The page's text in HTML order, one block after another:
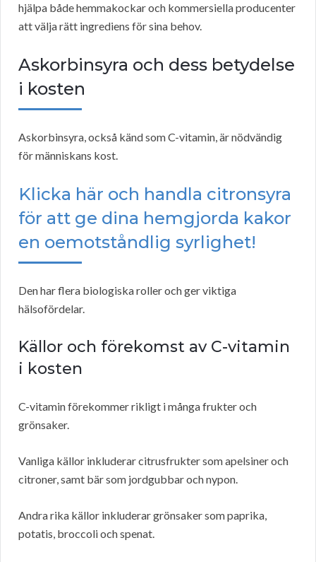
hjälpa både hemmakockar och kommersiella producenter
att välja rätt ingrediens för sina behov.
Askorbinsyra och dess betydelse
i kosten
Askorbinsyra, också känd som C-vitamin, är nödvändig
för människans kost.
Klicka här och handla citronsyra
för att ge dina hemgjorda kakor
en oemotståndlig syrlighet!
Den har flera biologiska roller och ger viktiga
hälsofördelar.
Källor och förekomst av C-vitamin
i kosten
C-vitamin förekommer rikligt i många frukter och
grönsaker.
Vanliga källor inkluderar citrusfrukter som apelsiner och
citroner, samt bär som jordgubbar och nypon.
Andra rika källor inkluderar grönsaker som paprika,
potatis, broccoli och spenat.